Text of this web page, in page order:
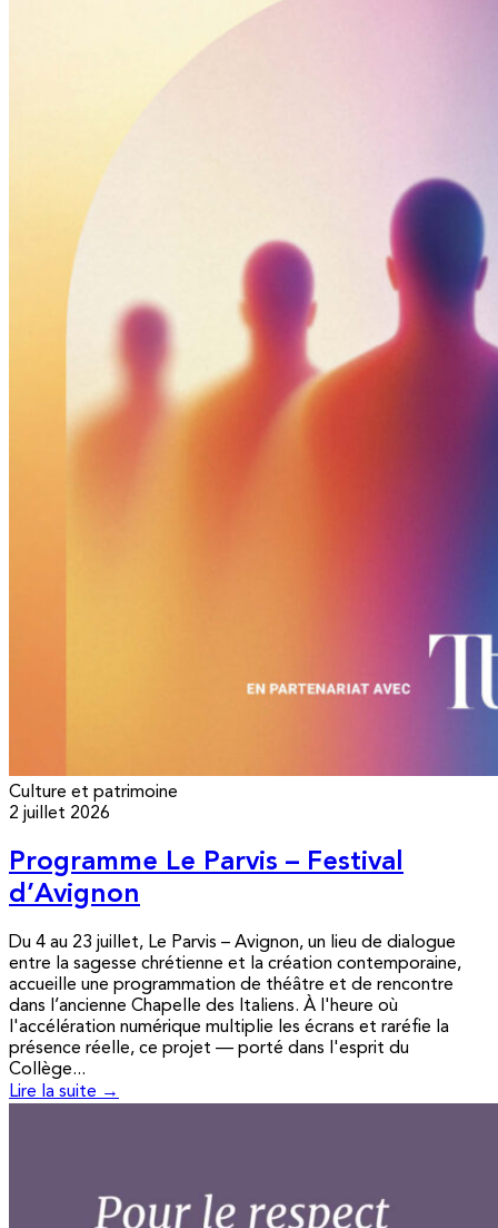
Culture et patrimoine
2 juillet 2026
Programme Le Parvis – Festival
d’Avignon
Du 4 au 23 juillet, Le Parvis – Avignon, un lieu de dialogue
entre la sagesse chrétienne et la création contemporaine,
accueille une programmation de théâtre et de rencontre
dans l’ancienne Chapelle des Italiens. À l'heure où
l'accélération numérique multiplie les écrans et raréfie la
présence réelle, ce projet — porté dans l'esprit du
Collège...
Lire la suite →